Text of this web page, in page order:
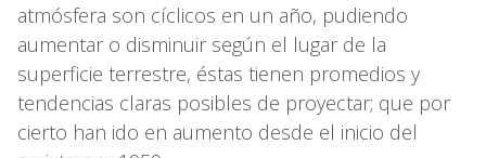
atmósfera son cíclicos en un año, pudiendo
aumentar o disminuir según el lugar de la
superficie terrestre, éstas tienen promedios y
tendencias claras posibles de proyectar; que por
cierto han ido en aumento desde el inicio del